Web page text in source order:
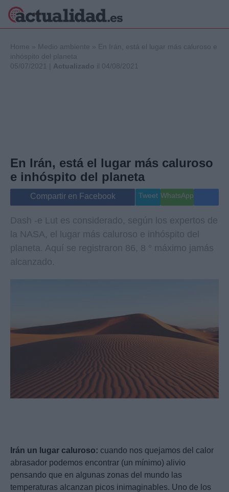
Internacional
Viajes
Gente
Musica
Home » Medio ambiente » En Irán, está el lugar más caluroso e
inhóspito del planeta
05/07/2021 | Actualizado il 04/08/2021
En Irán, está el lugar más caluroso
e inhóspito del planeta
Compartir en Facebook Tweet WhatsApp
Dash -e Lut es considerado, según los expertos de
la NASA, el lugar más caluroso e inhóspito del
planeta. Aquí se registraron 86, 8 ° máximo jamás
alcanzado.
Irán un lugar caluroso: cuando nos quejamos del calor
abrasador podemos encontrar (un mínimo) alivio
pensando que en algunas zonas del mundo las
temperaturas alcanzan picos inimaginables. Uno de los